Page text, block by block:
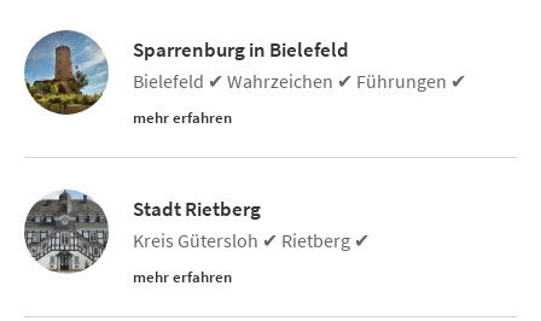
Sparrenburg in Bielefeld
Bielefeld ✔ Wahrzeichen ✔ Führungen ✔
mehr erfahren
Stadt Rietberg
Kreis Gütersloh ✔ Rietberg ✔
mehr erfahren